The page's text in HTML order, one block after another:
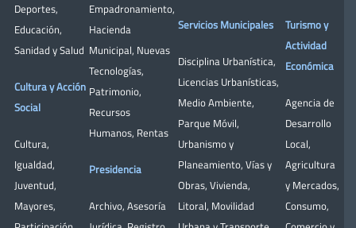
Deportes,
Educación,
Sanidad y Salud
Cultura y Acción
Social
Cultura,
Igualdad,
Juventud,
Mayores,
Empadronamiento,
Hacienda
Municipal, Nuevas
Tecnologías,
Patrimonio,
Recursos
Humanos, Rentas
Presidencia
Archivo, Asesoría
Servicios Municipales
Disciplina Urbanística,
Licencias Urbanísticas,
Medio Ambiente,
Parque Móvil,
Urbanismo y
Planeamiento, Vías y
Obras, Vivienda,
Litoral, Movilidad
Turismo y
Actividad
Económica
Agencia de
Desarrollo
Local,
Agricultura
y Mercados,
Consumo,